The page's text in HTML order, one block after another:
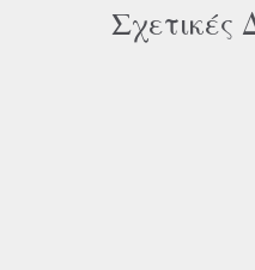
Σχετικές